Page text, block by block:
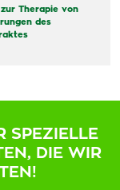
Therapie von
des
SPEZIELLE
DIE WIR